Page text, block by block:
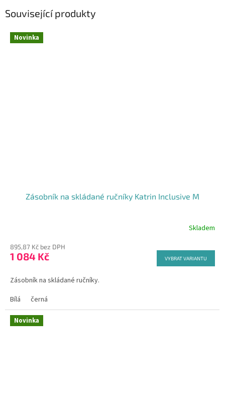
Související produkty
Novinka
Zásobník na skládané ručníky Katrin Inclusive M
Skladem
895,87 Kč bez DPH
1 084 Kč VYBRAT VARIANTU
Zásobník na skládané ručníky.
Bílá
černá
Novinka